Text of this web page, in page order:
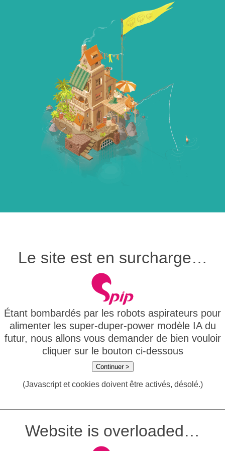
Le site est en surcharge…
Étant bombardés par les robots aspirateurs pour
alimenter les super-duper-power modèle IA du
futur, nous allons vous demander de bien vouloir
cliquer sur le bouton ci-dessous
Continuer >
(Javascript et cookies doivent être activés, désolé.)
Website is overloaded…